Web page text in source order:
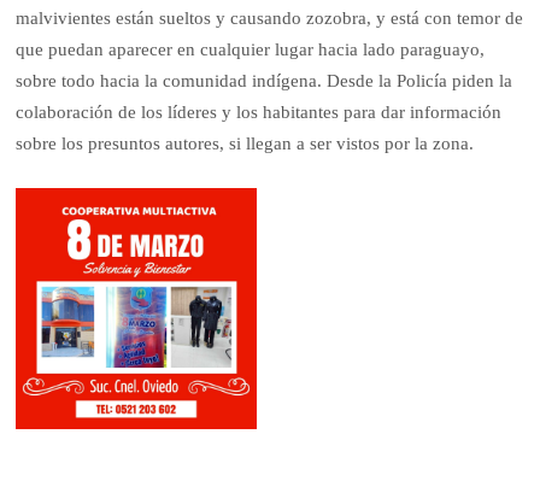
malvivientes están sueltos y causando zozobra, y está con temor de
que puedan aparecer en cualquier lugar hacia lado paraguayo,
sobre todo hacia la comunidad indígena. Desde la Policía piden la
colaboración de los líderes y los habitantes para dar información
sobre los presuntos autores, si llegan a ser vistos por la zona.